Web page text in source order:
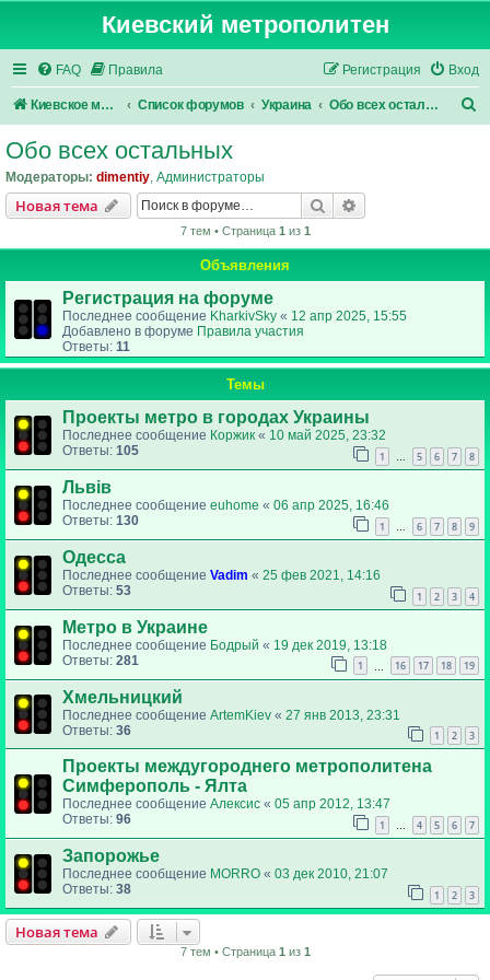
Киевский метрополитен
FAQ Правила Вход
Регистрация
Киевское метро Список форумов Украина Обо всех остальных
Обо всех остальных
Модераторы: dimentiy, Администраторы
Новая тема Поиск
7 тем • Страница 1из 1
Объявления
Регистрация на форуме
Последнее сообщение KharkivSky « 12 апр 2025, 15:55
Добавлено в форуме Правила участия
Ответы: 11
Темы
Проекты метро в городах Украины
Последнее сообщение Коржик « 10 май 2025, 23:32
Ответы: 105 1 … 5 6 7 8
Львів
Последнее сообщение euhome « 06 апр 2025, 16:46
Ответы: 130 1 … 6 7 8 9
Одесса
Последнее сообщение Vadim « 25 фев 2021, 14:16
Ответы: 53 1 2 3 4
Метро в Украине
Последнее сообщение Бодрый « 19 дек 2019, 13:18
Ответы: 281 1 16 17 18 19
Хмельницкий
Последнее сообщение ArtemKiev « 27 янв 2013, 23:31
Ответы: 36 1 2 3
Проекты междугороднего метрополитена
Симферополь - Ялта
Последнее сообщение Алексис « 05 апр 2012, 13:47
Ответы: 96 1 … 4 5 6 7
Запорожье
Последнее сообщение MORRO « 03 дек 2010, 21:07
Ответы: 38 1 2 3
Новая тема
7 тем • Страница 1 из 1